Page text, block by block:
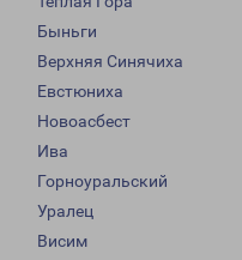
Быньги
Верхняя Синячиха
Евстюниха
Новоасбест
Ива
Горноуральский
Уралец
Висим